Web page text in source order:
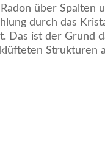
über Spalten
durch das
Das ist der Grund
Strukturen